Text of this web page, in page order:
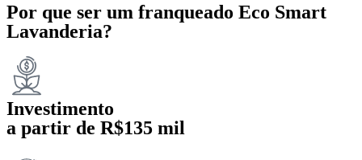
Por que ser um franqueado Eco Smart
Lavanderia?
Investimento
a partir de R$135 mil